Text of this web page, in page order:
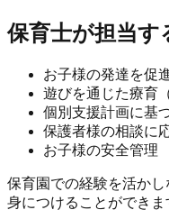
保育士が担当す
お子様の発達を促
遊びを通じた療育
個別支援計画に基
保護者様の相談に
お子様の安全管理
保育園での経験を活かし
身につけることができま